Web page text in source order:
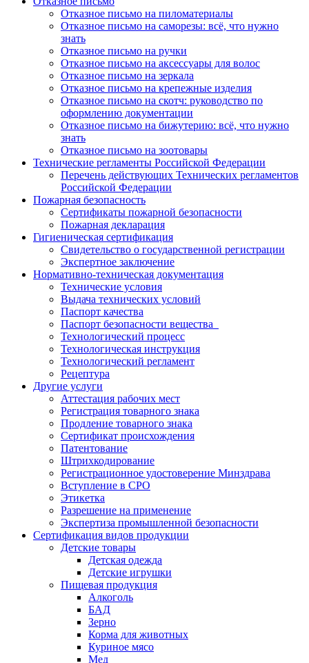
Отказное письмо на пиломатериалы
Отказное письмо на саморезы: всё, что нужно
знать
Отказное письмо на ручки
Отказное письмо на аксессуары для волос
Отказное письмо на зеркала
Отказное письмо на крепежные изделия
Отказное письмо на скотч: руководство по
оформлению документации
Отказное письмо на бижутерию: всё, что нужно
знать
Отказное письмо на зоотовары
Технические регламенты Российской Федерации
Перечень действующих Технических регламентов
Российской Федерации
Пожарная безопасность
Сертификаты пожарной безопасности
Пожарная декларация
Гигиеническая сертификация
Свидетельство о государственной регистрации
Экспертное заключение
Нормативно-техническая документация
Технические условия
Выдача технических условий
Паспорт качества
Паспорт безопасности вещества
Технологический процесс
Технологическая инструкция
Технологический регламент
Рецептура
Другие услуги
Аттестация рабочих мест
Регистрация товарного знака
Продление товарного знака
Сертификат происхождения
Патентование
Штрихкодирование
Регистрационное удостоверение Минздрава
Вступление в СРО
Этикетка
Разрешение на применение
Экспертиза промышленной безопасности
Сертификация видов продукции
Детские товары
Детская одежда
Детские игрушки
Пищевая продукция
Алкоголь
БАД
Зерно
Корма для животных
Куриное мясо
Мед